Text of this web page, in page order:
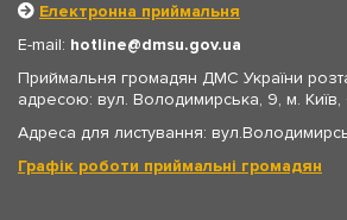
Електронна приймальня
E-mail: hotline
dmsu.gov.ua
Приймальня громадян ДМС України
адресою: вул. Володимирська, 9, м. Київ,
Адреса для листування:
Графік роботи приймальні громадян